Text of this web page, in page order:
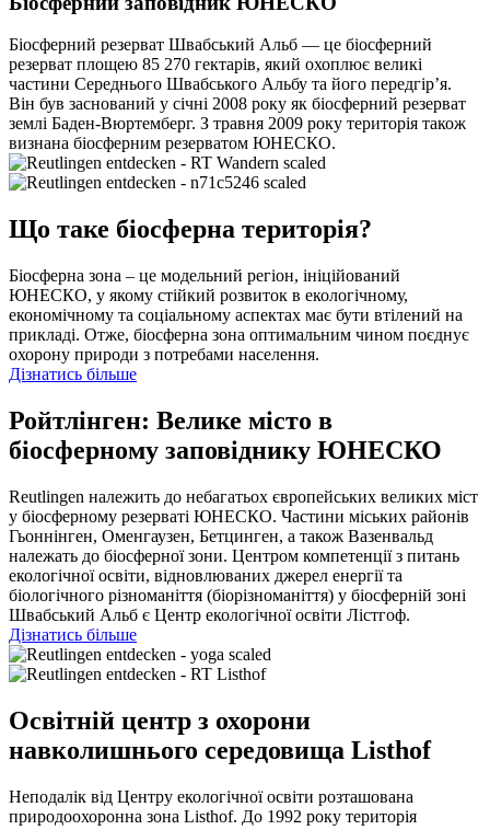
Біосферний резерват Швабський Альб — це біосферний
резерват площею 85 270 гектарів, який охоплює великі
частини Середнього Швабського Альбу та його передгір’я.
Він був заснований у січні 2008 року як біосферний резерват
землі Баден-Вюртемберг. З травня 2009 року територія також
визнана біосферним резерватом ЮНЕСКО.
Що таке біосферна територія?
Біосферна зона – це модельний регіон, ініційований
ЮНЕСКО, у якому стійкий розвиток в екологічному,
економічному та соціальному аспектах має бути втілений на
прикладі. Отже, біосферна зона оптимальним чином поєднує
охорону природи з потребами населення.
Дізнатись більше
Ройтлінген: Велике місто в
біосферному заповіднику ЮНЕСКО
Reutlingen належить до небагатьох європейських великих міст
у біосферному резерваті ЮНЕСКО. Частини міських районів
Гьоннінген, Оменгаузен, Бетцинген, а також Вазенвальд
належать до біосферної зони. Центром компетенції з питань
екологічної освіти, відновлюваних джерел енергії та
біологічного різноманіття (біорізноманіття) у біосферній зоні
Швабський Альб є Центр екологічної освіти Лістгоф.
Дізнатись більше
Освітній центр з охорони
навколишнього середовища Listhof
Неподалік від Центру екологічної освіти розташована
природоохоронна зона Listhof. До 1992 року територія